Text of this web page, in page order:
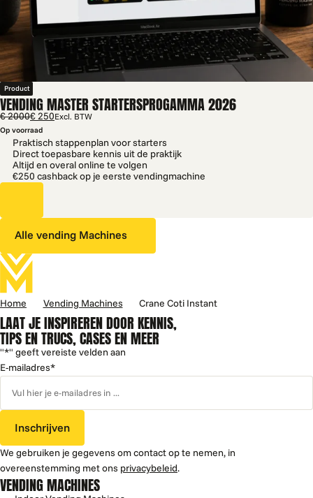
Product
VENDING MASTER STARTERSPROGAMMA 2026
€ 2000€ 250Excl. BTW
Op voorraad
Praktisch stappenplan voor starters
Direct toepasbare kennis uit de praktijk
Altijd en overal online te volgen
€250 cashback op je eerste vendingmachine
Alle vending Machines
Home Vending Machines Crane Coti Instant
LAAT JE INSPIREREN DOOR KENNIS,
TIPS EN TRUCS, CASES EN MEER
"*" geeft vereiste velden aan
E-mailadres*
Inschrijven
We gebruiken je gegevens om contact op te nemen, in
overeenstemming met ons privacybeleid.
VENDING MACHINES